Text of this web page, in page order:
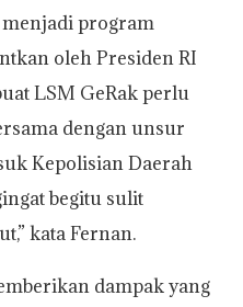
menjadi program
oleh Presiden RI
LSM GeRak perlu
dengan unsur
Kepolisian Daerah
begitu sulit
kata Fernan.
dampak yang